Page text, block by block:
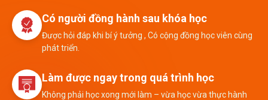
Có người đồng hành sau khóa học
Được hỏi đáp khi bí ý tưởng , Có cộng đồng học viên cùng
phát triển.
Làm được ngay trong quá trình học
Không phải học xong mới làm – vừa học vừa thực hành